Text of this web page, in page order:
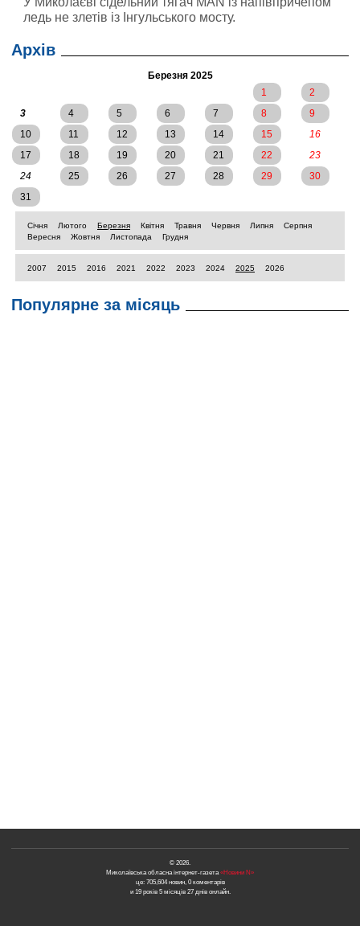
ледь не злетів із Інгульського мосту.
Архів
Березня 2025
1
2
3
4 5 6 7 8
9
10
11 12 13 14 15
16
17
18 19 20 21 22
23
24
25 26 27 28 29
30
31
Січня Лютого Березня Квітня Травня Червня Липня
Серпня
Вересня
Жовтня Листопада Грудня
2007 2015 2016 2021 2022 2023 2024 2025 2026
Популярне за місяць
© 2026.
Миколаївська обласна інтернет-газета«Новини N»
це: 705,604 новин, 0 коментарів
и 19 років 5 місяців 27 днів онлайн.